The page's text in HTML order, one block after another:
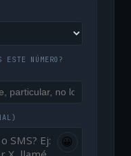
ESTE NÚMERO?
😀